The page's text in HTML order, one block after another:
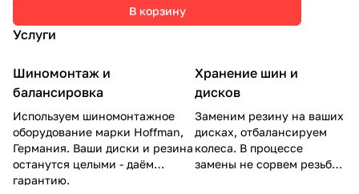
В корзину
Услуги
Шиномонтаж и
балансировка
Используем шиномонтажное
оборудование марки Hoffman,
Германия. Ваши диски и резина
останутся целыми - даём
гарантию.
Хранение шин и
дисков
Заменим резину на ваших
дисках, отбалансируем
колеса. В процессе
замены не сорвем резьбу